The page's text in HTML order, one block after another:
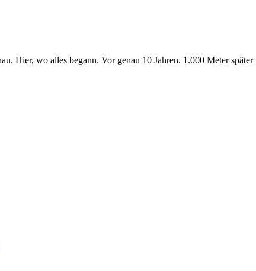
Hier, wo alles begann. Vor genau 10 Jahren. 1.000 Meter